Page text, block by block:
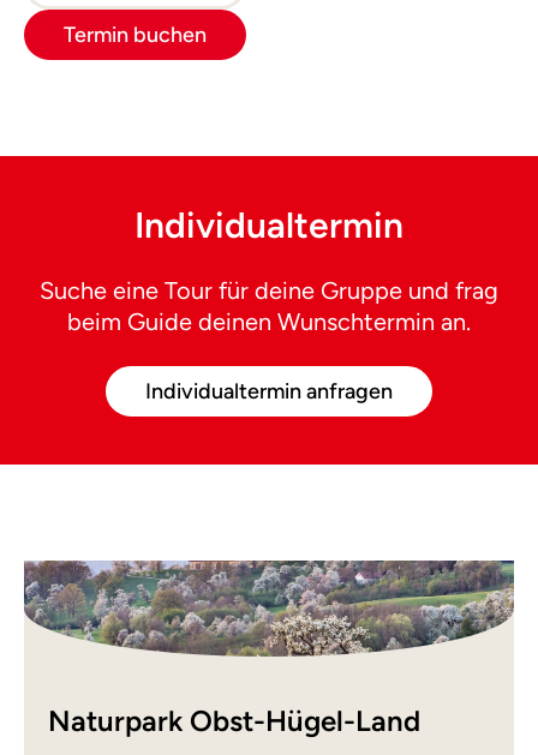
Termin buchen
Individualtermin
Suche eine Tour für deine Gruppe und frag
beim Guide deinen Wunschtermin an.
Individualtermin anfragen
Naturpark Obst-Hügel-Land